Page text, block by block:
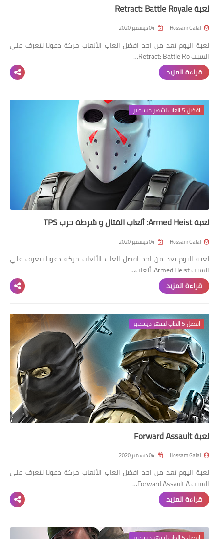
لعبة Retract: Battle Royale
Hossam Galal
لعبة اليوم تعد من احد افضل العاب الألعاب حركة دعونا نتعرف علي
السبب Retract: Battle Ro…
قراءة المزيد
افضل 5 العاب لشهر ديسمبر
لعبة Armed Heist: ألعاب القتال و شرطة حرب TPS
Hossam Galal
لعبة اليوم تعد من احد افضل العاب الألعاب حركة دعونا نتعرف علي
السبب Armed Heist: ألعاب…
قراءة المزيد
افضل 5 العاب لشهر ديسمبر
لعبة Forward Assault
Hossam Galal
لعبة اليوم تعد من احد افضل العاب الألعاب حركة دعونا نتعرف علي
السبب Forward Assault A…
قراءة المزيد